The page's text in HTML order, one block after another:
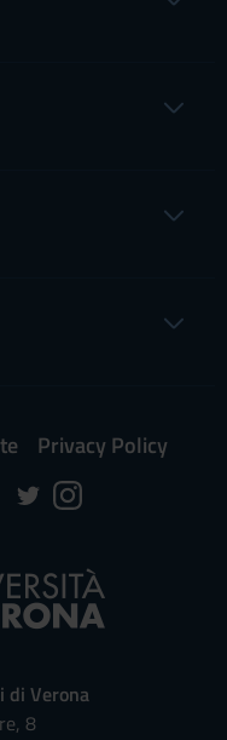
Privacy Policy
di Verona
8